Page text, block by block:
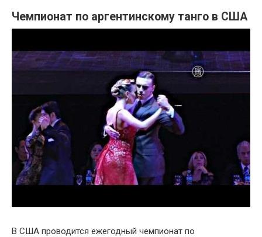
Чемпионат по аргентинскому танго в США
В США проводится ежегодный чемпионат по